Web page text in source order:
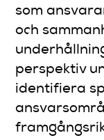
som
och
perspektiv
identifiera